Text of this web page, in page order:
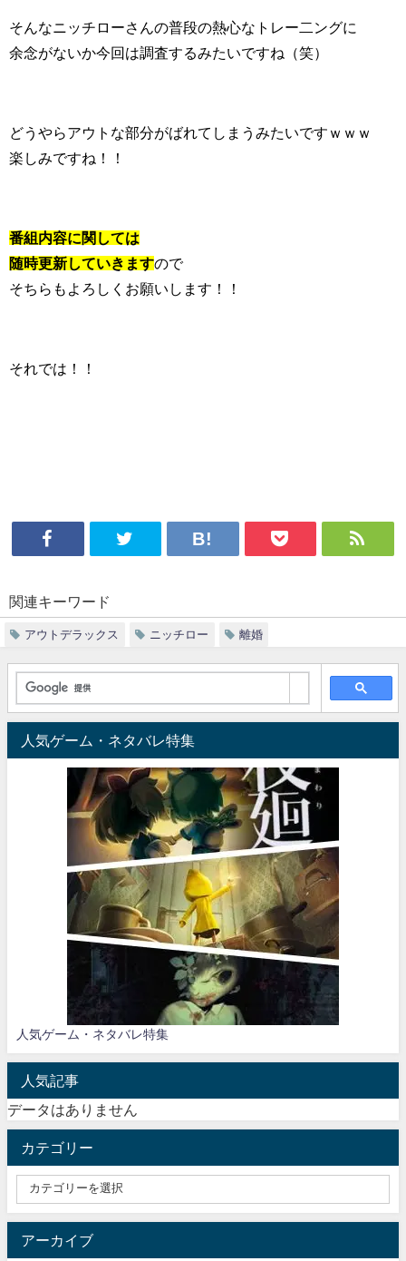
そんなニッチローさんの普段の熱心なトレー二ングに
余念がないか今回は調査するみたいですね（笑）
どうやらアウトな部分がばれてしまうみたいですｗｗｗ
楽しみですね！！
番組内容に関しては
随時更新していきますので
そちらもよろしくお願いします！！
それでは！！
関連キーワード
アウトデラックス ニッチロー 離婚
人気ゲーム・ネタバレ特集
人気ゲーム・ネタバレ特集
人気記事
データはありません
カテゴリー
アーカイブ